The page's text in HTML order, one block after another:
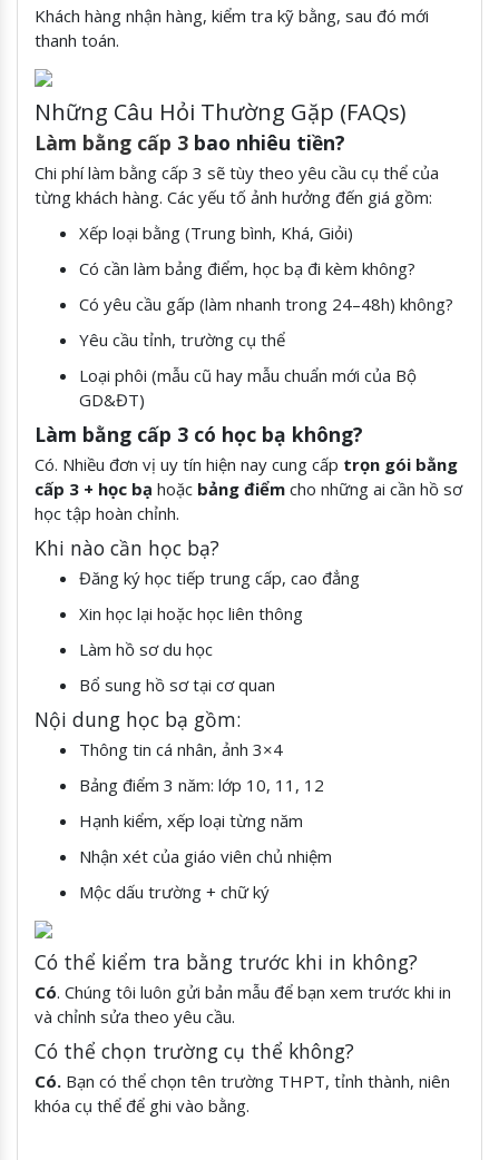
Khách hàng nhận hàng, kiểm tra kỹ bằng, sau đó mới
thanh toán.
Những Câu Hỏi Thường Gặp (FAQs)
Làm bằng cấp 3 bao nhiêu tiền?
Chi phí làm bằng cấp 3 sẽ tùy theo yêu cầu cụ thể của
từng khách hàng. Các yếu tố ảnh hưởng đến giá gồm:
Xếp loại bằng (Trung bình, Khá, Giỏi)
Có cần làm bảng điểm, học bạ đi kèm không?
Có yêu cầu gấp (làm nhanh trong 24–48h) không?
Yêu cầu tỉnh, trường cụ thể
Loại phôi (mẫu cũ hay mẫu chuẩn mới của Bộ
GD&ĐT)
Làm bằng cấp 3 có học bạ không?
Có. Nhiều đơn vị uy tín hiện nay cung cấp trọn gói bằng
cấp 3 + học bạ hoặc bảng điểm cho những ai cần hồ sơ
học tập hoàn chỉnh.
Khi nào cần học bạ?
Đăng ký học tiếp trung cấp, cao đẳng
Xin học lại hoặc học liên thông
Làm hồ sơ du học
Bổ sung hồ sơ tại cơ quan
Nội dung học bạ gồm:
Thông tin cá nhân, ảnh 3×4
Bảng điểm 3 năm: lớp 10, 11, 12
Hạnh kiểm, xếp loại từng năm
Nhận xét của giáo viên chủ nhiệm
Mộc dấu trường + chữ ký
Có thể kiểm tra bằng trước khi in không?
Có. Chúng tôi luôn gửi bản mẫu để bạn xem trước khi in
và chỉnh sửa theo yêu cầu.
Có thể chọn trường cụ thể không?
Có. Bạn có thể chọn tên trường THPT, tỉnh thành, niên
khóa cụ thể để ghi vào bằng.